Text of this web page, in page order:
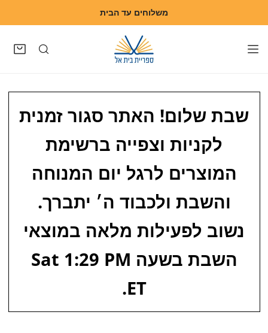
משלוחים עד הבית
שבת שלום! האתר סגור זמנית
לקניות וצפייה ברשימת
המוצרים לרגל יום המנוחה
והשבת ולכבוד ה׳ יתברך.
נשוב לפעילות מלאה במוצאי
השבת בשעה Sat 1:29 PM
ET
.